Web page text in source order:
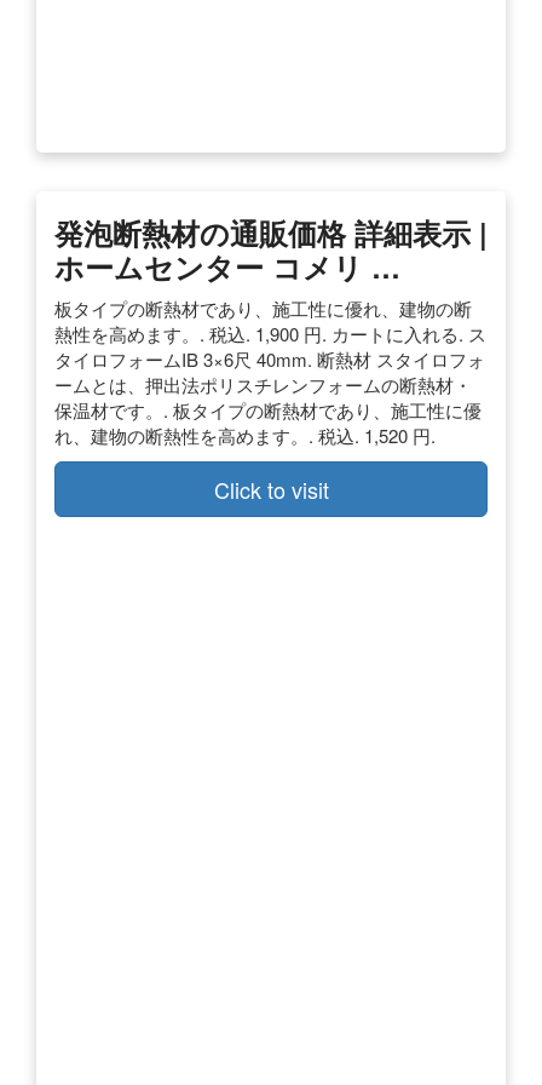
発泡断熱材の通販価格 詳細表示 |
ホームセンター コメリ …
板タイプの断熱材であり、施工性に優れ、建物の断
熱性を高めます。. 税込. 1,900 円. カートに入れる. ス
タイロフォームIB 3×6尺 40mm. 断熱材 スタイロフォ
ームとは、押出法ポリスチレンフォームの断熱材・
保温材です。. 板タイプの断熱材であり、施工性に優
れ、建物の断熱性を高めます。. 税込. 1,520 円.
Click to visit